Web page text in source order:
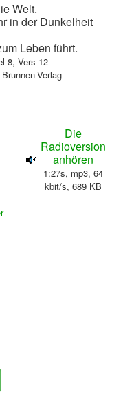
Welt.
in der Dunkelheit
Leben führt.
8, Vers 12
Verlag
Die
Radioversion
anhören
1:27s, mp3, 64
kbit/s, 689 KB